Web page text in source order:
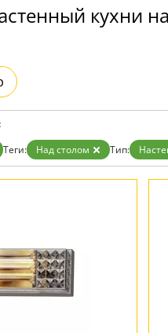
Черные кухни
Теги: Над столом Тип: